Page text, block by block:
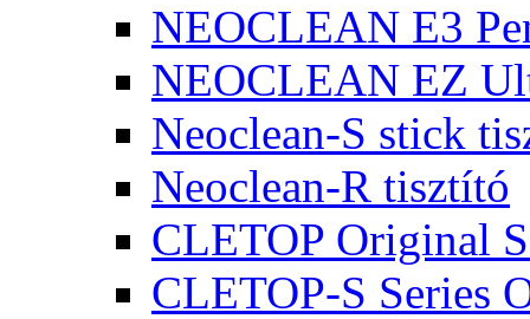
NEOCLEAN E3
NEOCLEAN EZ
Neoclean-S stick
Neoclean-R tisztító
CLETOP Original
CLETOP-S Series